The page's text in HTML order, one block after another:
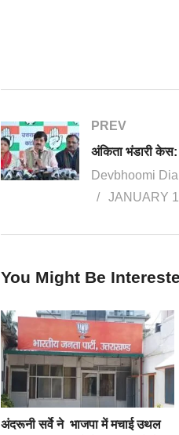
PREV
Devbhoomi
JANUARY
You Might Be
अंदरूनी सर्वे ने भाजपा में मचाई उथल